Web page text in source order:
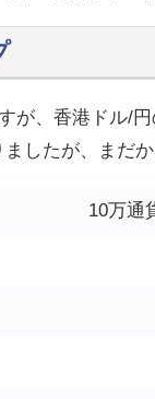
が、香港ドル/
したが、まだ
10万通